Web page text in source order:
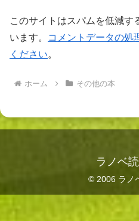
このサイトはスパムを低減す
います。
コメントデータの処
ください。
ホーム その他の本
ラノベ
© 2006 ラノ